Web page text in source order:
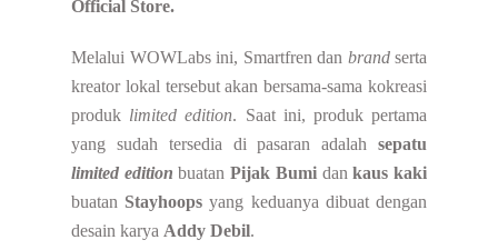
Official Store.
Melalui WOWLabs ini, Smartfren dan brandserta
kreator lokal tersebut akan bersama-sama kokreasi
produk limited edition. Saat ini, produk pertama
yang sudah tersedia di pasaran adalah sepatu
limited edition buatanPijak Bumidankaus kaki
buatan Stayhoops yang keduanya dibuat dengan
desain karya Addy Debil.